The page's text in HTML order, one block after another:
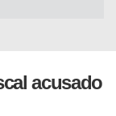
acusado